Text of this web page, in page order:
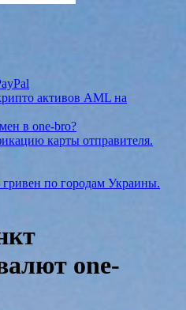
активов AML на
в one-bro?
карты отправителя.
по городам Украины.
one-